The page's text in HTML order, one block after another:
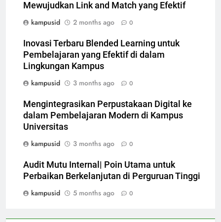
Mewujudkan Link and Match yang Efektif
kampusid
2 months ago 0
Inovasi Terbaru Blended Learning untuk
Pembelajaran yang Efektif di dalam
Lingkungan Kampus
kampusid
3 months ago 0
Mengintegrasikan Perpustakaan Digital ke
dalam Pembelajaran Modern di Kampus
Universitas
kampusid
3 months ago 0
Audit Mutu Internal| Poin Utama untuk
Perbaikan Berkelanjutan di Perguruan Tinggi
kampusid
5 months ago 0